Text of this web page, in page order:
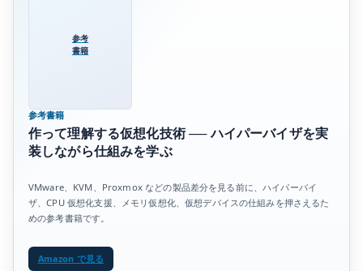
参考
書籍
参考書籍
作って理解する仮想化技術 ── ハイパーバイザを実
装しながら仕組みを学ぶ
VMware、KVM、Proxmox などの製品差分を見る前に、ハイパーバイ
ザ、CPU 仮想化支援、メモリ仮想化、仮想デバイスの仕組みを押さえるた
めの参考書籍です。
Amazon で見る